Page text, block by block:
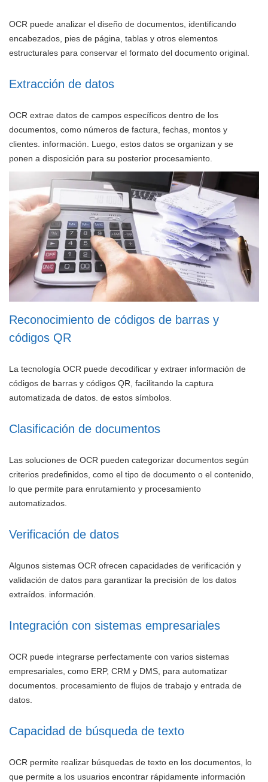
OCR puede analizar el diseño de documentos, identificando
encabezados, pies de página, tablas y otros elementos
estructurales para conservar el formato del documento original.
Extracción de datos
OCR extrae datos de campos específicos dentro de los
documentos, como números de factura, fechas, montos y
clientes. información. Luego, estos datos se organizan y se
ponen a disposición para su posterior procesamiento.
Reconocimiento de códigos de barras y
códigos QR
La tecnología OCR puede decodificar y extraer información de
códigos de barras y códigos QR, facilitando la captura
automatizada de datos. de estos símbolos.
Clasificación de documentos
Las soluciones de OCR pueden categorizar documentos según
criterios predefinidos, como el tipo de documento o el contenido,
lo que permite para enrutamiento y procesamiento
automatizados.
Verificación de datos
Algunos sistemas OCR ofrecen capacidades de verificación y
validación de datos para garantizar la precisión de los datos
extraídos. información.
Integración con sistemas empresariales
OCR puede integrarse perfectamente con varios sistemas
empresariales, como ERP, CRM y DMS, para automatizar
documentos. procesamiento de flujos de trabajo y entrada de
datos.
Capacidad de búsqueda de texto
OCR permite realizar búsquedas de texto en los documentos, lo
que permite a los usuarios encontrar rápidamente información